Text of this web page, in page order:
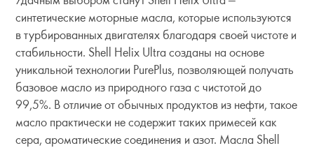
синтетические моторные масла, которые используются
в турбированных двигателях благодаря своей чистоте и
стабильности. Shell Helix Ultra созданы на основе
уникальной технологии PurePlus, позволяющей получать
базовое масло из природного газа с чистотой до
99,5%. В отличие от обычных продуктов из нефти, такое
масло практически не содержит таких примесей как
сера, ароматические соединения и азот. Масла Shell